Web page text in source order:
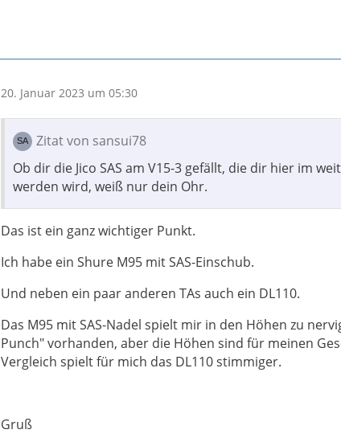
20. Januar 2023 um 05:30
Zitat von sansui78
Ob dir die Jico SAS am V15-3 gefällt, die dir hier im
werden wird, weiß nur dein Ohr.
Das ist ein ganz wichtiger Punkt.
Ich habe ein Shure M95 mit SAS-Einschub.
Und neben ein paar anderen TAs auch ein DL110.
Das M95 mit SAS-Nadel spielt mir in den Höhen zu
Punch" vorhanden, aber die Höhen sind für meinen
Vergleich spielt für mich das DL110 stimmiger.
Gruß